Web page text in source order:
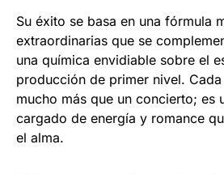
Su éxito se basa en una fórmula
extraordinarias que se
una química envidiable sobre el
producción de primer nivel.
mucho más que un concierto; es
cargado de energía y romance
el alma.